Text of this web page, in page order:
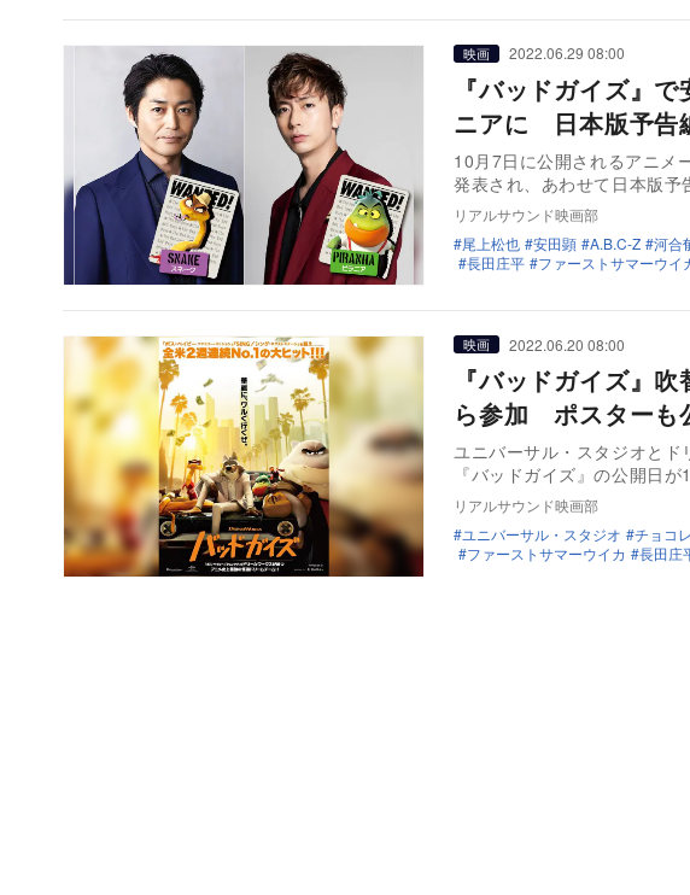
映画 2022.06.29 08:00
『バッドガイズ』
ニアに 日本版予告
10月7日に公開されるアニメ
発表され、あわせて日本版
リアルサウンド映画部
尾上松也
安田顕 A.B.C-Z 河合
長田庄平
ファーストサマーウイ
映画 2022.06.20 08:00
『バッドガイズ』
ら参加 ポスターも
ユニバーサル・スタジオと
『バッドガイズ』の公開日
リアルサウンド映画部
ユニバーサル・スタジオ
チョコ
ファーストサマーウイカ
長田庄